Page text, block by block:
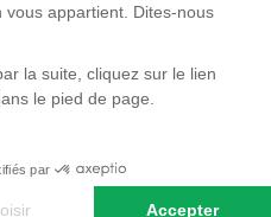
appartient. Dites-nous
la suite, cliquez sur le lien
le pied de page.
par
Accepter